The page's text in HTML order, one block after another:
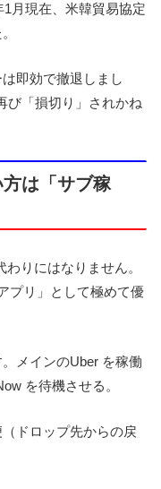
月現在、米韓貿易協定
即効で撤退しまし
び「損切り」されかね
は「サブ稼
りにはなりません。
プリ」として極めて優
メインのUber を稼働
を待機させる。
ドロップ先からの戻